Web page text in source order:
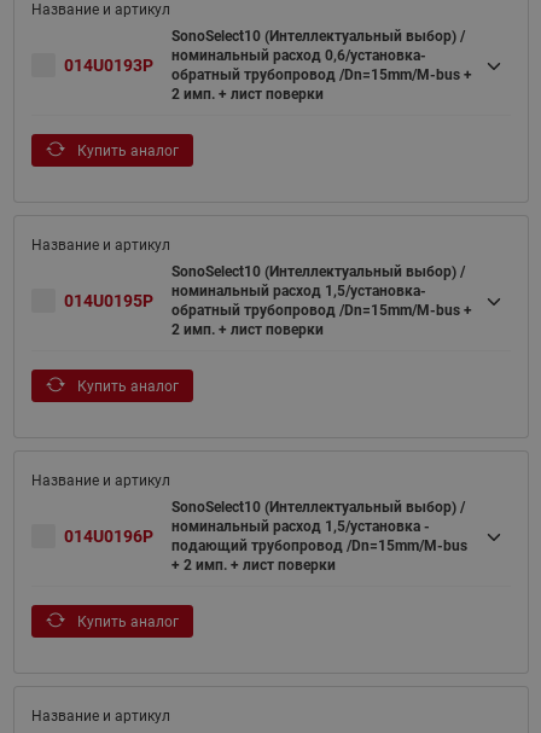
014U0193P
SonoSelect10 (Интеллектуальный выбор) /
номинальный расход 0,6/установка-
обратный трубопровод /Dn=15mm/M-bus +
2 имп. + лист поверки
Купить аналог
014U0195P
SonoSelect10 (Интеллектуальный выбор) /
номинальный расход 1,5/установка-
обратный трубопровод /Dn=15mm/M-bus +
2 имп. + лист поверки
Купить аналог
014U0196P
SonoSelect10 (Интеллектуальный выбор) /
номинальный расход 1,5/установка -
подающий трубопровод /Dn=15mm/M-bus
+ 2 имп. + лист поверки
Купить аналог